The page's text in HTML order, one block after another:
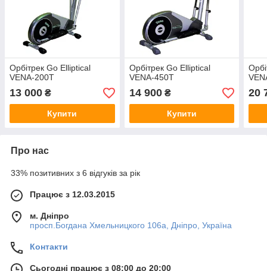
Орбітрек Go Elliptical
VENA-200T
13 000 ₴
Купити
Орбітрек Go Elliptical
VENA-450T
14 900₴
Купити
20
Про нас
33% позитивних з 6 відгуків за рік
Працює з 12.03.2015
м. Дніпро
просп.Богдана Хмельницкого 106а, Дніпро, Україна
Контакти
Сьогодні працює з 08:00 до 20:00